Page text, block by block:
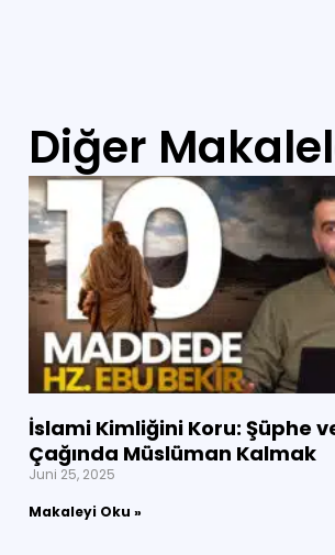
Diğer
İslami Kimliğini Koru: Şüphe
Çağında Müslüman Kalmak
Juni 25, 2025
Makaleyi Oku »